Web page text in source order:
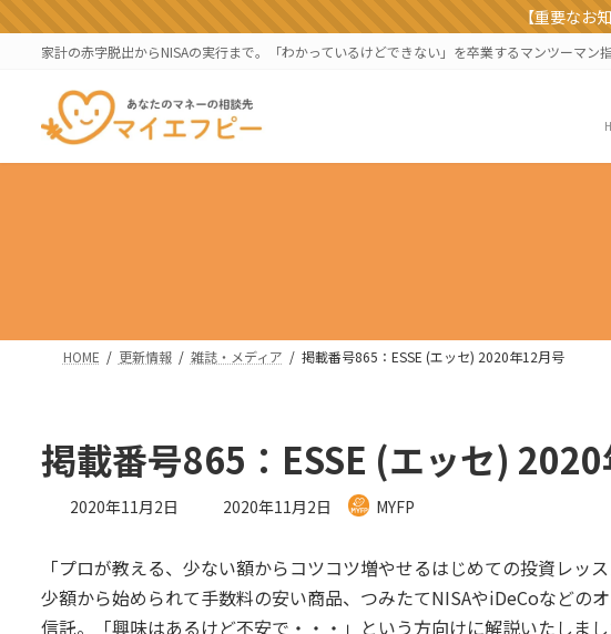
ン
ス
ビ
ン
【重要なお
家計の赤字脱出からNISAの実行まで。「わかっているけどできない」を卒業するマンツーマン指
HOME 更新情報 雑誌・メディア 掲載番号865：ESSE (エッセ) 2020年12月号
掲載番号865：ESSE (エッセ)
2020年11月2日
最
新
日
時
2020年11月2日 MYFP
「プロが教える、少ない額からコツコツ増やせるはじめての投資レッ
少額から始められて手数料の安い商品、つみたてNISAやiDeCoなどの
信託。「興味はあるけど不安で・・・」という方向けに解説いたしまし